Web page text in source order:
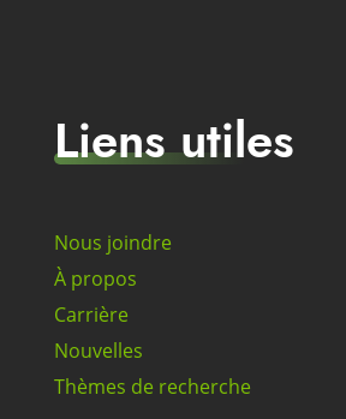
Liens utiles
Nous joindre
À propos
Carrière
Nouvelles
Thèmes de recherche